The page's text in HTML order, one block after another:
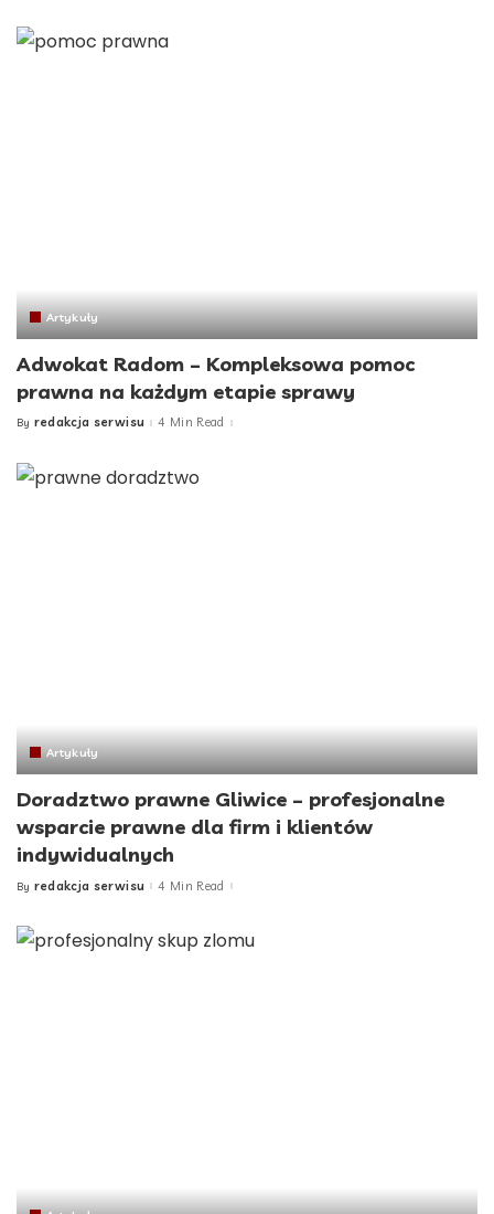
Artykuły
Adwokat Radom – Kompleksowa pomoc
prawna na każdym etapie sprawy
Posted
By redakcja serwisu 4 Min Read
Artykuły
Doradztwo prawne Gliwice – profesjonalne
wsparcie prawne dla firm i klientów
indywidualnych
Posted
By redakcja serwisu 4 Min Read